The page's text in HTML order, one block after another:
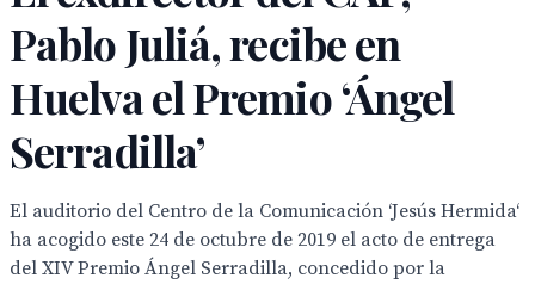
Pablo Juliá, recibe en
Huelva el Premio ‘Ángel
Serradilla’
El auditorio del Centro de la Comunicación ‘Jesús Hermida‘
ha acogido este 24 de octubre de 2019 el acto de entrega
del XIV Premio Ángel Serradilla, concedido por la